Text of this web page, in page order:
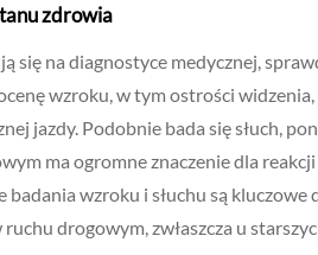
zdrowia
się na diagnostyce medycznej,
wzroku, w tym ostrości
jazdy. Podobnie bada się słuch,
ma ogromne znaczenie dla
badania wzroku i słuchu są
drogowym, zwłaszcza u